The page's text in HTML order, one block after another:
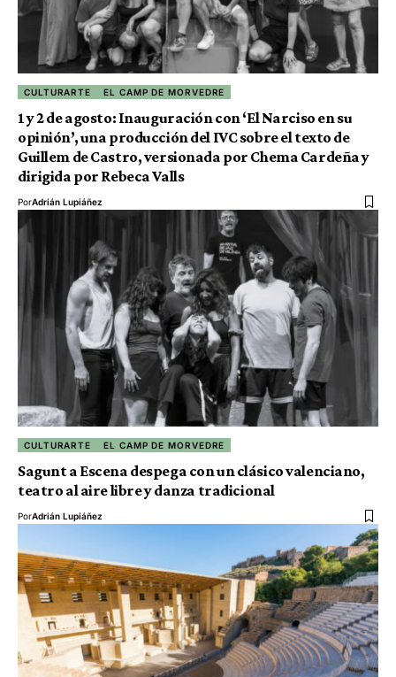
CULTURARTE EL CAMP DE MORVEDRE
1 y 2 de agosto: Inauguración con ‘El Narciso en su
opinión’, una producción del IVC sobre el texto de
Guillem de Castro, versionada por Chema Cardeña y
dirigida por Rebeca Valls
PorAdrián Lupiáñez
CULTURARTE EL CAMP DE MORVEDRE
Sagunt a Escena despega con un clásico valenciano,
teatro al aire libre y danza tradicional
PorAdrián Lupiáñez